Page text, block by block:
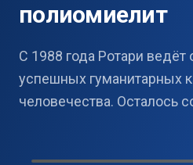
полиомиелит
С 1988 года Ротари
успешных гуманитарных
человечества. Осталось